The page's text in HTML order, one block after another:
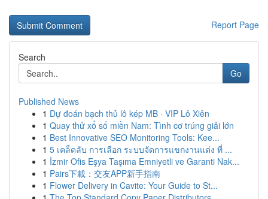
Report Page
Search
Go
Published News
1 Dự đoán bạch thủ lô kép MB · VIP Lô Xiên
1 Quay thử xổ số miền Nam: Tình cơ trúng giải lớn
1 Best Innovative SEO Monitoring Tools: Kee...
1 5 เคล็ดลับ การเลือก ระบบจัดการแขกงานแต่ง ที่ ...
1 İzmir Ofis Eşya Taşıma Emniyetli ve Garanti Nak...
1 Pairs下載：交友APP新手指南
1 Flower Delivery in Cavite: Your Guide to St...